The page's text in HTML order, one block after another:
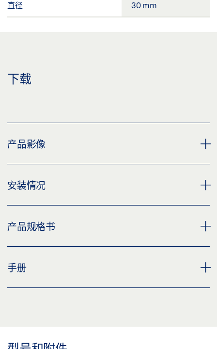
直径 30 mm
下载
产品影像
门止
标签义务: © GEZE GmbH
安装情况
盖泽门止
标签义务: © GEZE GmbH
产品规格书
手册